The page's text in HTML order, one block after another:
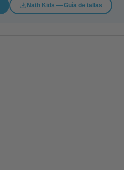
Nath Kids — Guía de tallas